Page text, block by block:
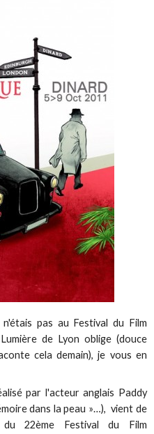
pas au Festival du Film
de Lyon oblige (douce
cela demain), je vous en
par l'acteur anglais Paddy
dans la peau »…), vient de
22ème Festival du Film